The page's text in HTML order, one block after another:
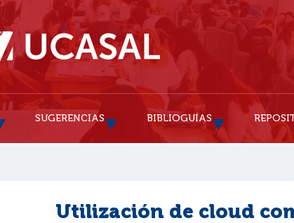
SUGERENCIAS BIBLIOGUÍAS
Utilización de cloud